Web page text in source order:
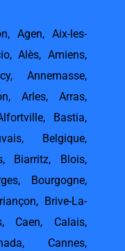
, Agen, Aix-les-
,Alès,Amiens,
, Annemasse,
, Arles, Arras,
, Bastia,
, Belgique,
, Biarritz, Blois,
, Bourgogne,
, Brive-La-
, Caen, Calais,
, Cannes,